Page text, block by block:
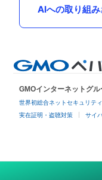
AIへの取り組み
GMOインターネットグ
世界初総合ネットセキュリテ
実在証明・盗聴対策 サイ